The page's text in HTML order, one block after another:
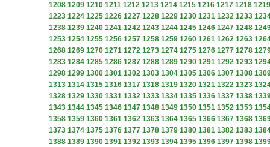
1208 1209 1210 1211 1212 1213 1214 1215 1216 1217 1218 1219
1223 1224 1225 1226 1227 1228 1229 1230 1231 1232 1233
1238 1239 1240 1241 1242 1243 1244 1245 1246 1247 1248
1253 1254 1255 1256 1257 1258 1259 1260 1261 1262 1263
1268 1269 1270 1271 1272 1273 1274 1275 1276 1277 1278
1283 1284 1285 1286 1287 1288 1289 1290 1291 1292 1293
1298 1299 1300 1301 1302 1303 1304 1305 1306 1307 1308
1313 1314 1315 1316 1317 1318 1319 1320 1321 1322 1323
1328 1329 1330 1331 1332 1333 1334 1335 1336 1337 1338
1343 1344 1345 1346 1347 1348 1349 1350 1351 1352 1353
1358 1359 1360 1361 1362 1363 1364 1365 1366 1367 1368
1373 1374 1375 1376 1377 1378 1379 1380 1381 1382 1383
1388 1389 1390 1391 1392 1393 1394 1395 1396 1397 1398